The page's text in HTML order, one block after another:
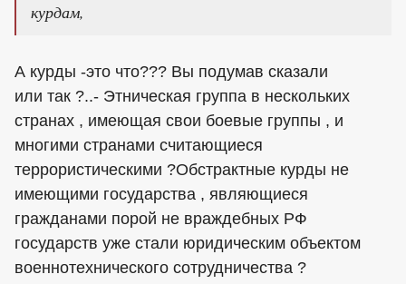
курдам,
А курды -это что??? Вы подумав сказали
или так ?..- Этническая группа в нескольких
странах , имеющая свои боевые группы , и
многими странами считающиеся
террористическими ?Обстрактные курды не
имеющими государства , являющиеся
гражданами порой не враждебных РФ
государств уже стали юридическим объектом
военнотехнического сотрудничества ?